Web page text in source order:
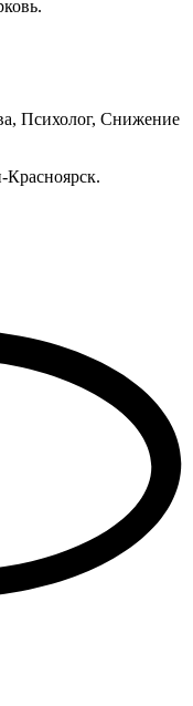
Психолог, Снижение